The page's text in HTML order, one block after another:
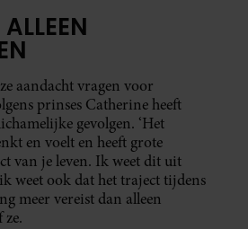
aandacht vragen voor
prinses Catherine heeft
gevolgen. ‘Het
en voelt en heeft grote
van je leven. Ik weet dit uit
weet ook dat het traject tijdens
meer vereist dan alleen
ze.